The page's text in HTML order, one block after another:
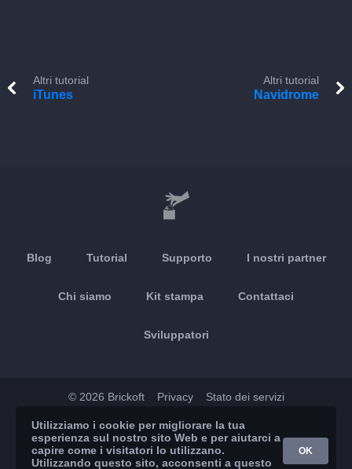
Altri tutorial
iTunes
Altri tutorial
Navidrome
Blog Tutorial Supporto I nostri partner
Chi siamo Kit stampa Contattaci
Sviluppatori
© 2026 Brickoft Privacy Stato dei servizi
App Store Google Play
Utilizziamo i cookie per migliorare la tua
esperienza sul nostro sito Web e per aiutarci a
capire come i visitatori lo utilizzano.
Utilizzando questo sito, acconsenti a questo
OK